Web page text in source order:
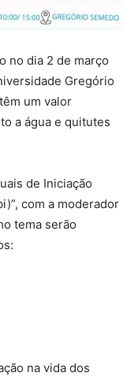
no dia 2 de março
Gregório
um valor
a água e quitutes
de Iniciação
com a moderador
tema serão
na vida dos